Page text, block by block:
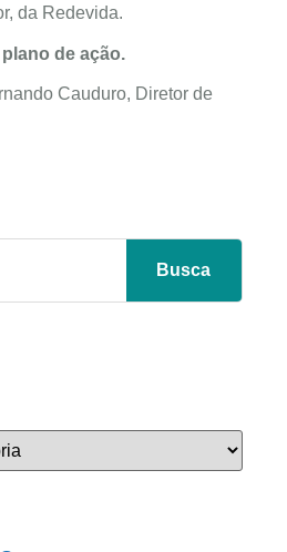
da Redevida.
de ação.
Cauduro, Diretor de
Busca